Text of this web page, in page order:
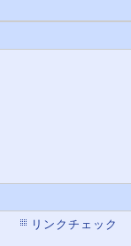
リンクチェック